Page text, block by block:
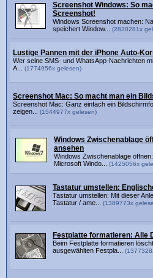
Screenshot Windows: So
Screenshot!
Windows Screenshot machen:
speichert Window... (2830281x
Lustige Pannen mit der iPhone Auto-
Wer seine SMS- und WhatsApp-Nachrichten
A... (1774956x gelesen)
Screenshot Mac: So macht man ein
Screenshot Mac: Ganz einfach ein
zeigen... (1544977x gelesen)
Windows Zwischenablage
ansehen
Windows Zwischenablage
Microsoft Windo... (1425056x
Tastatur umstellen:
Tastatur umstellen: Mit dieser
Tastatur / ame... (1389773x
Festplatte formatieren: Alle
Beim Festplatte formatieren
ausgewählten Festpla...